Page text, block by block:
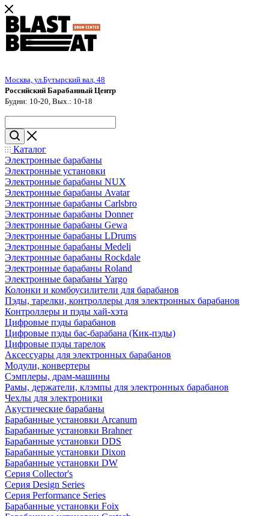
Москва, ул.Бутырский вал, 48
Российский Барабанный Центр
Будни: 10-20, Вых.: 10-18
Каталог
Электронные барабаны
Электронные установки
Электронные барабаны NUX
Электронные барабаны Avatar
Электронные барабаны Carlsbro
Электронные барабаны Donner
Электронные барабаны Gewa
Электронные барабаны LDrums
Электронные барабаны Medeli
Электронные барабаны Rockdale
Электронные барабаны Roland
Электронные барабаны Yargo
Колонки и комбоусилители для барабанов
Пэды, тарелки, контроллеры для электронных барабанов
Контроллеры и пэды хай-хэта
Цифровые пэды барабанов
Цифровые пэды бас-барабана (Кик-пэды)
Цифровые пэды тарелок
Аксессуары для электронных барабанов
Модули, конвертеры
Сэмплеры, драм-машины
Рамы, держатели, клэмпы для электронных барабанов
Чехлы для электроники
Акустические барабаны
Барабанные установки Arcanum
Барабанные установки Brahner
Барабанные установки DDS
Барабанные установки Dixon
Барабанные установки DW
Серия Collector's
Серия Design Series
Серия Performance Series
Барабанные установки Foix